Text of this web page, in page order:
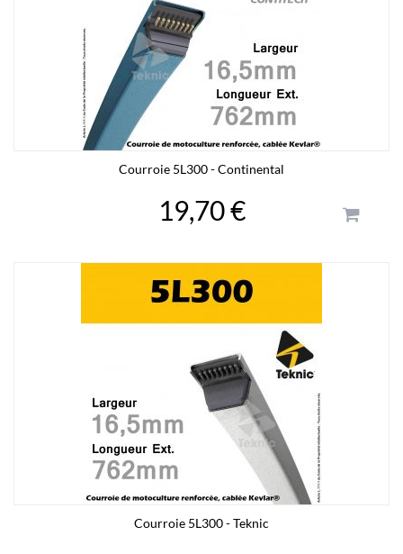
Courroie 5L300 - Continental
19,70 €
Courroie 5L300 - Teknic